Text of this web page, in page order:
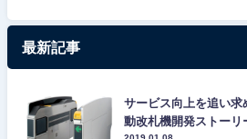
最新記事
サービス向上を追い
動改札機開発ストーリ